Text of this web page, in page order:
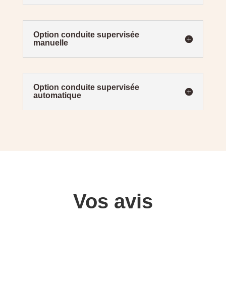
Option conduite supervisée
manuelle
Option conduite supervisée
automatique
Vos avis